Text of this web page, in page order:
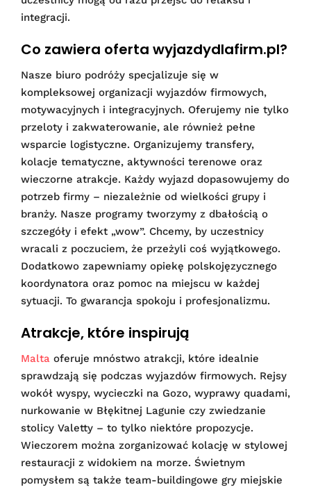
integracji.
Co zawiera oferta wyjazdydlafirm.pl?
Nasze biuro podróży specjalizuje się w
kompleksowej organizacji wyjazdów firmowych,
motywacyjnych i integracyjnych. Oferujemy nie tylko
przeloty i zakwaterowanie, ale również pełne
wsparcie logistyczne. Organizujemy transfery,
kolacje tematyczne, aktywności terenowe oraz
wieczorne atrakcje. Każdy wyjazd dopasowujemy do
potrzeb firmy – niezależnie od wielkości grupy i
branży. Nasze programy tworzymy z dbałością o
szczegóły i efekt „wow”. Chcemy, by uczestnicy
wracali z poczuciem, że przeżyli coś wyjątkowego.
Dodatkowo zapewniamy opiekę polskojęzycznego
koordynatora oraz pomoc na miejscu w każdej
sytuacji. To gwarancja spokoju i profesjonalizmu.
Atrakcje, które inspirują
Malta oferuje mnóstwo atrakcji, które idealnie
sprawdzają się podczas wyjazdów firmowych. Rejsy
wokół wyspy, wycieczki na Gozo, wyprawy quadami,
nurkowanie w Błękitnej Lagunie czy zwiedzanie
stolicy Valetty – to tylko niektóre propozycje.
Wieczorem można zorganizować kolację w stylowej
restauracji z widokiem na morze. Świetnym
pomysłem są także team-buildingowe gry miejskie